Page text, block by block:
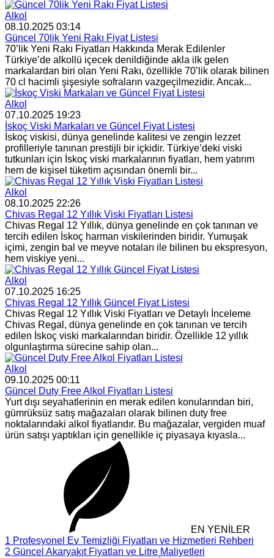
Alkol
08.10.2025 03:14
Güncel 70lik Yeni Rakı Fiyat Listesi
70’lik Yeni Rakı Fiyatları Hakkında Merak Edilenler
Türkiye’de alkollü içecek denildiğinde akla ilk gelen
markalardan biri olan Yeni Rakı, özellikle 70’lik olarak bilinen
70 cl hacimli şişesiyle sofraların vazgeçilmezidir. Ancak...
Alkol
07.10.2025 19:23
İskoç Viski Markaları ve Güncel Fiyat Listesi
İskoç viskisi, dünya genelinde kalitesi ve zengin lezzet
profilleriyle tanınan prestijli bir içkidir. Türkiye’deki viski
tutkunları için İskoç viski markalarının fiyatları, hem yatırım
hem de kişisel tüketim açısından önemli bir...
Alkol
08.10.2025 22:26
Chivas Regal 12 Yıllık Viski Fiyatları Listesi
Chivas Regal 12 Yıllık, dünya genelinde en çok tanınan ve
tercih edilen İskoç harman viskilerinden biridir. Yumuşak
içimi, zengin bal ve meyve notaları ile bilinen bu ekspresyon,
hem viskiye yeni...
Alkol
07.10.2025 16:25
Chivas Regal 12 Yıllık Güncel Fiyat Listesi
Chivas Regal 12 Yıllık Viski Fiyatları ve Detaylı İnceleme
Chivas Regal, dünya genelinde en çok tanınan ve tercih
edilen İskoç viski markalarından biridir. Özellikle 12 yıllık
olgunlaştırma sürecine sahip olan...
Alkol
09.10.2025 00:11
Güncel Duty Free Alkol Fiyatları Listesi
Yurt dışı seyahatlerinin en merak edilen konularından biri,
gümrüksüz satış mağazaları olarak bilinen duty free
noktalarındaki alkol fiyatlarıdır. Bu mağazalar, vergiden muaf
ürün satışı yaptıkları için genellikle iç piyasaya kıyasla...
EN YENİLER
1 Profesyonel Ev Temizliği Fiyatları ve Hizmetleri Rehberi
2 Güncel Akaryakıt Fiyatları ve Litre Maliyetleri